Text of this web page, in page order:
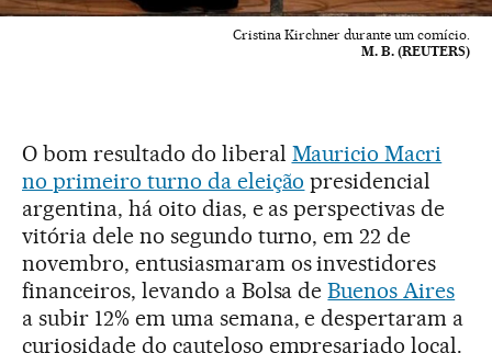
Cristina Kirchner durante um comício.
M. B. (REUTERS)
O bom resultado do liberal Mauricio Macri
no primeiro turno da eleição presidencial
argentina, há oito dias, e as perspectivas de
vitória dele no segundo turno, em 22 de
novembro, entusiasmaram os investidores
financeiros, levando a Bolsa deBuenos Aires
a subir 12% em uma semana, e despertaram a
curiosidade do cauteloso empresariado local.